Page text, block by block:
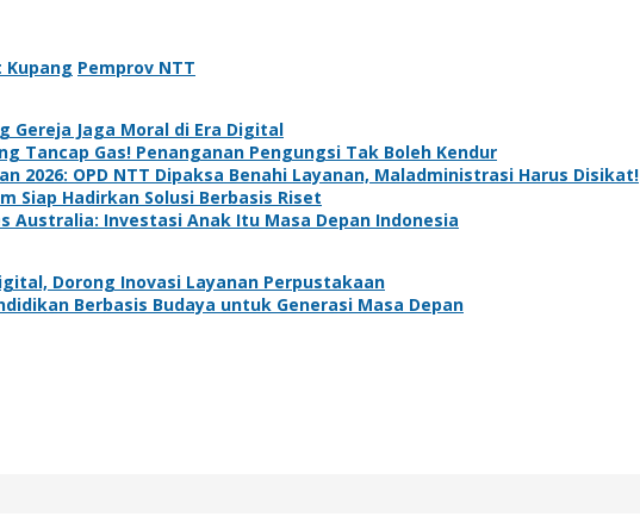
Kupang Pemprov NTT
Gereja Jaga Moral di Era Digital
Tancap Gas! Penanganan Pengungsi Tak Boleh Kendur
2026: OPD NTT Dipaksa Benahi Layanan, Maladministrasi Harus Disikat!
Siap Hadirkan Solusi Berbasis Riset
Australia: Investasi Anak Itu Masa Depan Indonesia
Dorong Inovasi Layanan Perpustakaan
Berbasis Budaya untuk Generasi Masa Depan